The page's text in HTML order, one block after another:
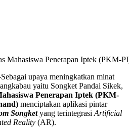
Mahasiswa Penerapan Iptek (PKM-
upaya meningkatkan minat
yaitu Songket Pandai Sikek,
Penerapan Iptek (PKM-
menciptakan aplikasi pintar
Songketyang terintegrasi Artificial
Reality (AR).